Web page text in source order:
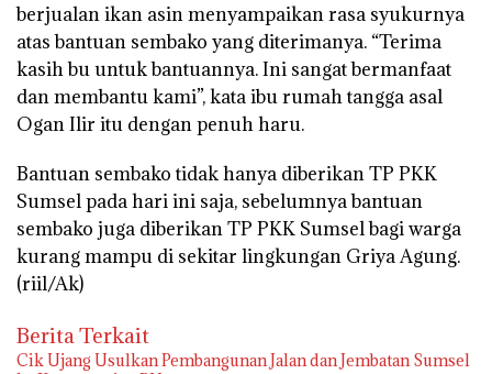
berjualan ikan asin menyampaikan rasa syukurnya
atas bantuan sembako yang diterimanya. “Terima
kasih bu untuk bantuannya. Ini sangat bermanfaat
dan membantu kami”, kata ibu rumah tangga asal
Ogan Ilir itu dengan penuh haru.
Bantuan sembako tidak hanya diberikan TP PKK
Sumsel pada hari ini saja, sebelumnya bantuan
sembako juga diberikan TP PKK Sumsel bagi warga
kurang mampu di sekitar lingkungan Griya Agung.
(riil/Ak)
Berita Terkait
Cik Ujang Usulkan Pembangunan Jalan dan Jembatan Sumsel